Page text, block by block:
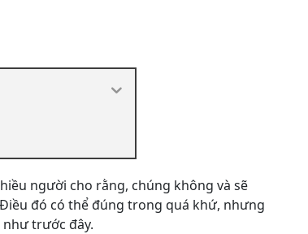
người cho rằng, chúng không và sẽ
đó có thể đúng trong quá khứ, nhưng
trước đây.